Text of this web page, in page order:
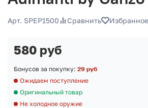
Арт. SPEP1500 Сравнить Избранное
580 руб
Бонусов за покупку: 29 руб
Ожидаем поступление
Оригинальный товар
Не холодное оружие